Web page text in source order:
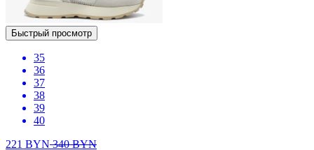
Быстрый просмотр
35
36
37
38
39
40
221 BYN340BYN